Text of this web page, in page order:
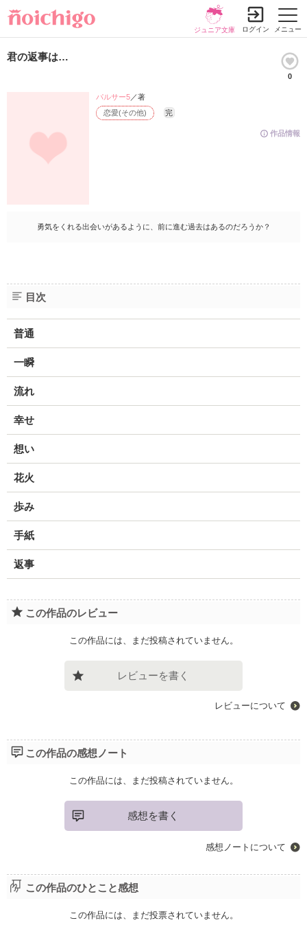
メニュー
ジュニア文庫 ログイン
君の返事は…
0
作品情報
恋愛(その他) 完
パルサー5／著
勇気をくれる出会いがあるように、前に進む過去はあるのだろうか？
目次
普通
一瞬
流れ
幸せ
想い
花火
歩み
手紙
返事
この作品のレビュー
この作品には、まだ投稿されていません。
レビューを書く
レビューについて
この作品の感想ノート
この作品には、まだ投稿されていません。
感想を書く
感想ノートについて
この作品のひとこと感想
この作品には、まだ投票されていません。